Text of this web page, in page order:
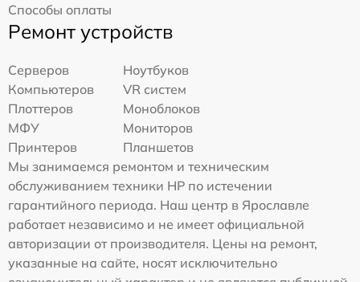
Способы оплаты
Ремонт устройств
Серверов
Ноутбуков
Компьютеров
VR систем
Плоттеров
Моноблоков
МФУ
Мониторов
Принтеров
Планшетов
Мы занимаемся ремонтом и техническим
обслуживанием техники HP по истечении
гарантийного периода. Наш центр в Ярославле
работает независимо и не имеет официальной
авторизации от производителя. Цены на ремонт,
указанные на сайте, носят исключительно